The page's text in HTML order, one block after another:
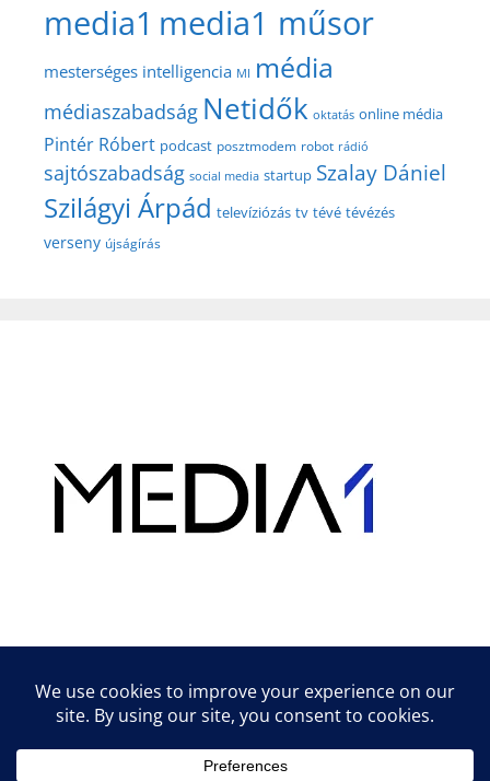
media1 media1 műsor
mesterséges intelligencia MI média
médiaszabadság Netidők oktatás online média
Pintér Róbert podcast posztmodem robot rádió
sajtószabadság social media startup Szalay Dániel
Szilágyi Árpád televíziózás tv tévé tévézés
verseny újságírás
Lifestyle tippek & trükkök